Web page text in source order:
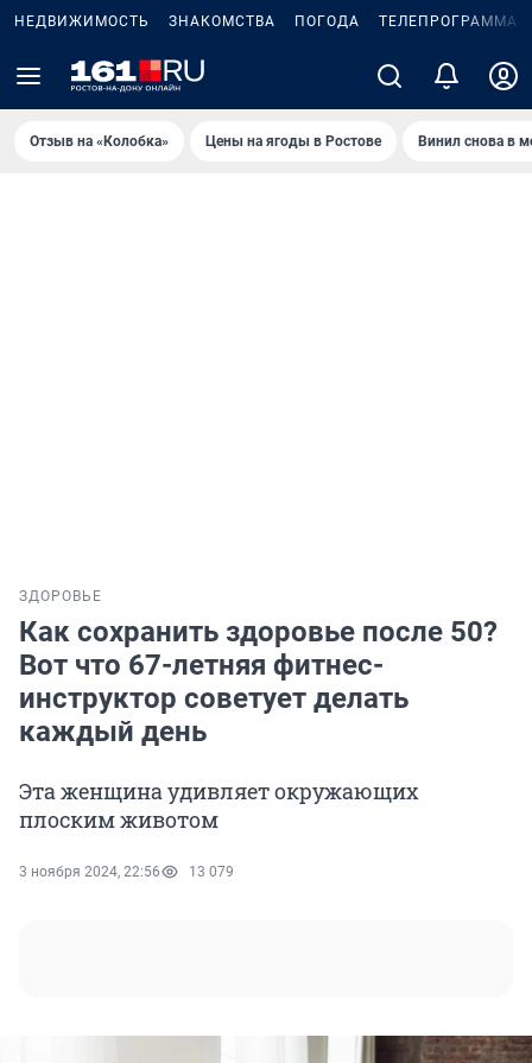
НЕДВИЖИМОСТЬ ЗНАКОМСТВА ПОГОДА ТЕЛЕПРОГРАММА
Отзыв на «Колобка» Цены на ягоды в Ростове Винил снова в
ЗДОРОВЬЕ
Как сохранить здоровье после 50?
Вот что 67-летняя фитнес-
инструктор советует делать
каждый день
Эта женщина удивляет окружающих
плоским животом
3 ноября 2024, 22:56 13 079